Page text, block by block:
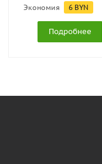
Экономия 6 BYN
Подробнее